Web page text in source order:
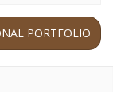
PORTFOLIO